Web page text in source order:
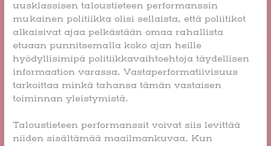
uusklassisen taloustieteen performanssin
mukainen politiikka olisi sellaista, että poliitikot
alkaisivat ajaa pelkästään omaa rahallista
etuaan punnitsemalla koko ajan heille
hyödyllisimipä politiikkavaihtoehtoja täydellisen
informaation varassa. Vastaperformatiivisuus
tarkoittaa minkä tahansa tämän vastaisen
toiminnan yleistymistä.
Taloustieteen performanssit voivat siis levittää
niiden sisältämää maailmankuvaa. Kun